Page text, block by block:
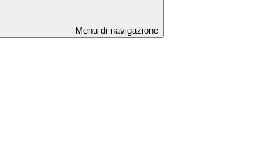
Menu di navigazione